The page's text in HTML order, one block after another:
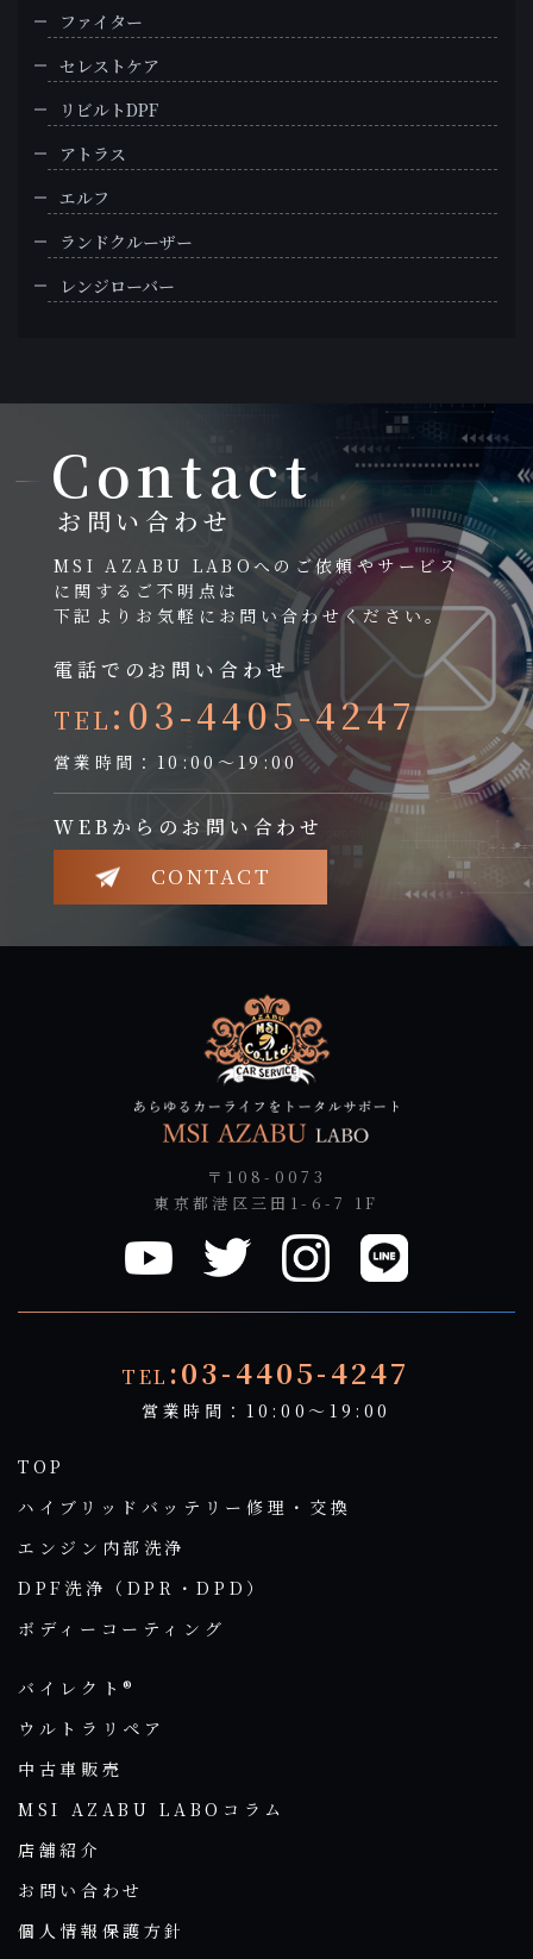
ファイター
セレストケア
リビルトDPF
アトラス
エルフ
ランドクルーザー
レンジローバー
Contact
お問い合わせ
MSI AZABU LABOへのご依頼やサービス
に関するご不明点は
下記よりお気軽にお問い合わせください。
電話でのお問い合わせ
TEL :03-4405-4247
営業時間：10:00～19:00
WEBからのお問い合わせ
CONTACT
〒108-0073
東京都港区三田1-6-7 1F
TEL :03-4405-4247
営業時間：10:00～19:00
TOP
ハイブリッドバッテリー修理・交換
エンジン内部洗浄
DPF洗浄（DPR・DPD）
ボディーコーティング
バイレクト®
ウルトラリペア
中古車販売
MSI AZABU LABOコラム
店舗紹介
お問い合わせ
個人情報保護方針